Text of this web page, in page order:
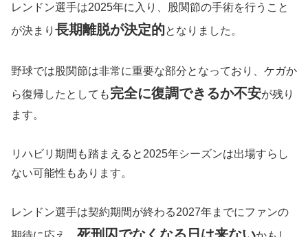
レンドン選手は2025年に入り、股関節の手術を行うこと
が決まり 長期離脱が決定的となりました。
野球では股関節は非常に重要な部分となっており、ケガか
ら復帰したとしても完全に復調できるか不安が残り
ます。
リハビリ期間も踏まえると2025年シーズンは出場すらし
ない可能性もあります。
レンドン選手は契約期間が終わる2027年までにファンの